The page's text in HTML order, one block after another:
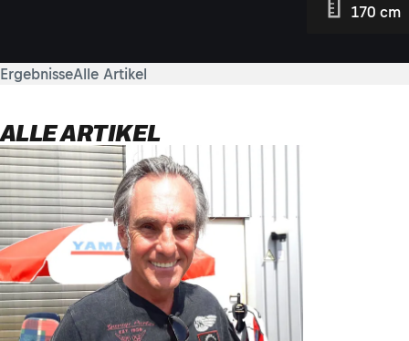
170 cm
ErgebnisseAlle Artikel
ALLE ARTIKEL